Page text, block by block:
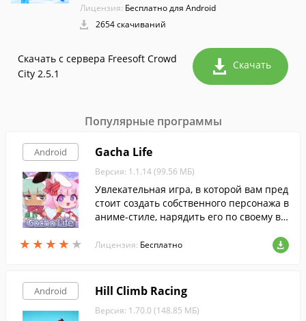
Лицензия: Бесплатно для Android
2654 скачиваний
Скачать с сервера Freesoft Crowd
City 2.5.1
Скачать
Популярные программы
Android
★ ★ ★ ★ ★
★ ★ ★ ★ ★
Gacha Life
Версия: 1.1.14 (99.56 МБ)
Увлекательная игра, в которой вам пред
стоит создать собственного персонажа в
аниме-стиле, нарядить его по своему вк
заимодействуя с другими персонажами.
Лицензия: Бесплатно
Android Hill Climb Racing
Версия: 1.70.0 (148.85 МБ)